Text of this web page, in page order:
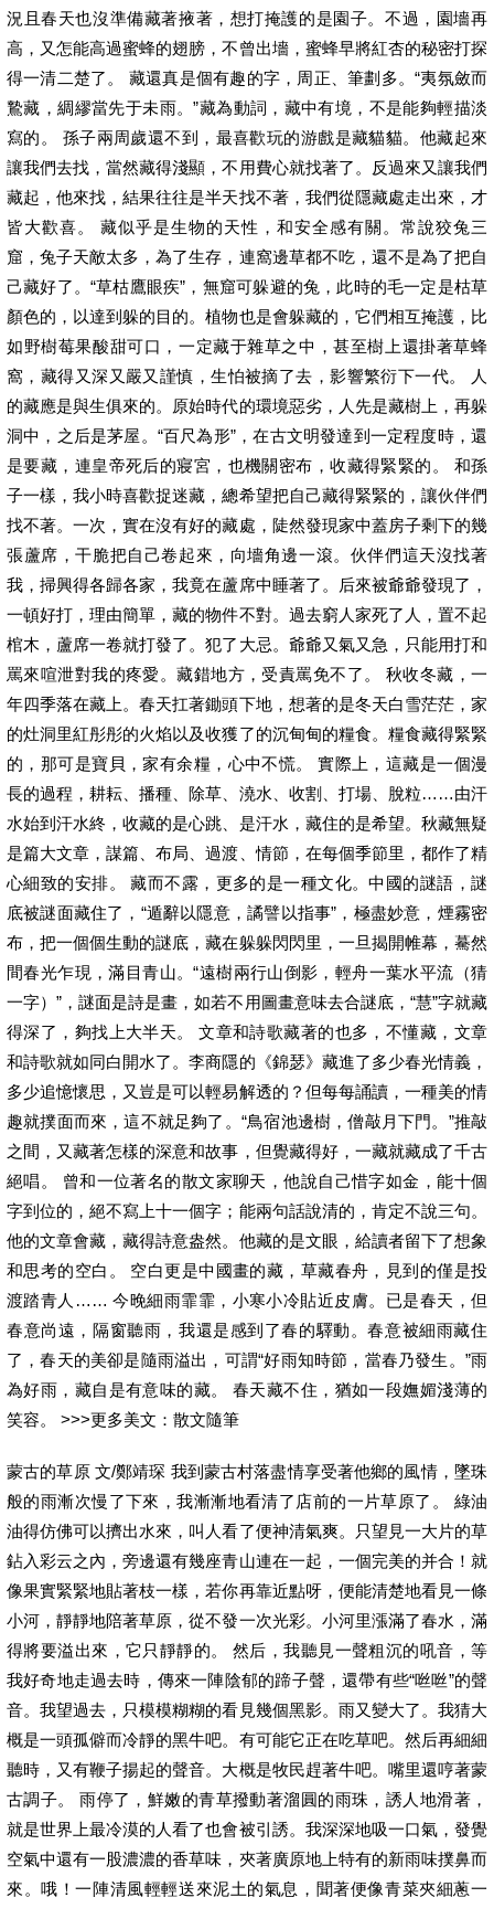
況且春天也沒準備藏著掖著，想打掩護的是園子。不過，園墻再
高，又怎能高過蜜蜂的翅膀，不曾出墻，蜜蜂早將紅杏的秘密打探
得一清二楚了。 藏還真是個有趣的字，周正、筆劃多。“夷氛斂而
鷙藏，綢繆當先于未雨。”藏為動詞，藏中有境，不是能夠輕描淡
寫的。 孫子兩周歲還不到，最喜歡玩的游戲是藏貓貓。他藏起來
讓我們去找，當然藏得淺顯，不用費心就找著了。反過來又讓我們
藏起，他來找，結果往往是半天找不著，我們從隱藏處走出來，才
皆大歡喜。 藏似乎是生物的天性，和安全感有關。常說狡兔三
窟，兔子天敵太多，為了生存，連窩邊草都不吃，還不是為了把自
己藏好了。“草枯鷹眼疾”，無窟可躲避的兔，此時的毛一定是枯草
顏色的，以達到躲的目的。植物也是會躲藏的，它們相互掩護，比
如野樹莓果酸甜可口，一定藏于雜草之中，甚至樹上還掛著草蜂
窩，藏得又深又嚴又謹慎，生怕被摘了去，影響繁衍下一代。 人
的藏應是與生俱來的。原始時代的環境惡劣，人先是藏樹上，再躲
洞中，之后是茅屋。“百尺為形”，在古文明發達到一定程度時，還
是要藏，連皇帝死后的寢宮，也機關密布，收藏得緊緊的。 和孫
子一樣，我小時喜歡捉迷藏，總希望把自己藏得緊緊的，讓伙伴們
找不著。一次，實在沒有好的藏處，陡然發現家中蓋房子剩下的幾
張蘆席，干脆把自己卷起來，向墻角邊一滾。伙伴們這天沒找著
我，掃興得各歸各家，我竟在蘆席中睡著了。后來被爺爺發現了，
一頓好打，理由簡單，藏的物件不對。過去窮人家死了人，置不起
棺木，蘆席一卷就打發了。犯了大忌。爺爺又氣又急，只能用打和
罵來喧泄對我的疼愛。藏錯地方，受責罵免不了。 秋收冬藏，一
年四季落在藏上。春天扛著鋤頭下地，想著的是冬天白雪茫茫，家
的灶洞里紅彤彤的火焰以及收獲了的沉甸甸的糧食。糧食藏得緊緊
的，那可是寶貝，家有余糧，心中不慌。 實際上，這藏是一個漫
長的過程，耕耘、播種、除草、澆水、收割、打場、脫粒……由汗
水始到汗水終，收藏的是心跳、是汗水，藏住的是希望。秋藏無疑
是篇大文章，謀篇、布局、過渡、情節，在每個季節里，都作了精
心細致的安排。 藏而不露，更多的是一種文化。中國的謎語，謎
底被謎面藏住了，“遁辭以隱意，譎譬以指事”，極盡妙意，煙霧密
布，把一個個生動的謎底，藏在躲躲閃閃里，一旦揭開帷幕，驀然
間春光乍現，滿目青山。“遠樹兩行山倒影，輕舟一葉水平流（猜
一字）”，謎面是詩是畫，如若不用圖畫意味去合謎底，“慧”字就藏
得深了，夠找上大半天。 文章和詩歌藏著的也多，不懂藏，文章
和詩歌就如同白開水了。李商隱的《錦瑟》藏進了多少春光情義，
多少追憶懷思，又豈是可以輕易解透的？但每每誦讀，一種美的情
趣就撲面而來，這不就足夠了。“鳥宿池邊樹，僧敲月下門。”推敲
之間，又藏著怎樣的深意和故事，但覺藏得好，一藏就藏成了千古
絕唱。 曾和一位著名的散文家聊天，他說自己惜字如金，能十個
字到位的，絕不寫上十一個字；能兩句話說清的，肯定不說三句。
他的文章會藏，藏得詩意盎然。他藏的是文眼，給讀者留下了想象
和思考的空白。 空白更是中國畫的藏，草藏春舟，見到的僅是投
渡踏青人…… 今晚細雨霏霏，小寒小冷貼近皮膚。已是春天，但
春意尚遠，隔窗聽雨，我還是感到了春的驛動。春意被細雨藏住
了，春天的美卻是隨雨溢出，可謂“好雨知時節，當春乃發生。”雨
為好雨，藏自是有意味的藏。 春天藏不住，猶如一段嫵媚淺薄的
笑容。 >>>更多美文：散文隨筆
蒙古的草原 文/鄭靖琛 我到蒙古村落盡情享受著他鄉的風情，墜珠
般的雨漸次慢了下來，我漸漸地看清了店前的一片草原了。 綠油
油得仿佛可以擠出水來，叫人看了便神清氣爽。只望見一大片的草
鉆入彩云之內，旁邊還有幾座青山連在一起，一個完美的并合！就
像果實緊緊地貼著枝一樣，若你再靠近點呀，便能清楚地看見一條
小河，靜靜地陪著草原，從不發一次光彩。小河里漲滿了春水，滿
得將要溢出來，它只靜靜的。 然后，我聽見一聲粗沉的吼音，等
我好奇地走過去時，傳來一陣陰郁的蹄子聲，還帶有些“咝咝”的聲
音。我望過去，只模模糊糊的看見幾個黑影。雨又變大了。我猜大
概是一頭孤僻而冷靜的黑牛吧。有可能它正在吃草吧。然后再細細
聽時，又有鞭子揚起的聲音。大概是牧民趕著牛吧。嘴里還哼著蒙
古調子。 雨停了，鮮嫩的青草撥動著溜圓的雨珠，誘人地滑著，
就是世界上最冷漠的人看了也會被引誘。我深深地吸一口氣，發覺
空氣中還有一股濃濃的香草味，夾著廣原地上特有的新雨味撲鼻而
來。哦！一陣清風輕輕送來泥土的氣息，聞著便像青菜夾細蔥一